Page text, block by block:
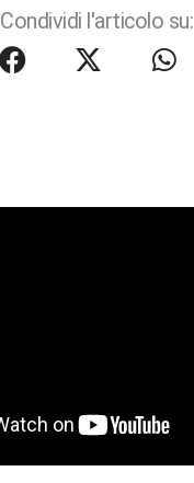
Condividi l'articolo su: